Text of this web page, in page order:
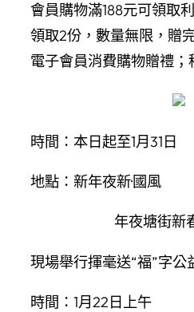
會員購物滿188元可領取
領取2份，數量無限，贈
電子會員消費購物贈禮；
時間：本日起至1月31日
地點：新年夜新·國風
年夜塘街新
現場舉行揮毫送“福”字公
時間：1月22日上午